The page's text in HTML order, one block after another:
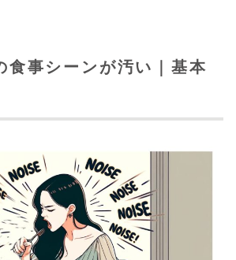
食事シーンが汚い｜基本